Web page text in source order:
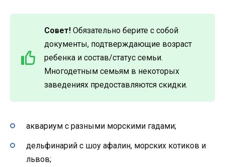
Совет! Обязательно берите с собой
документы, подтверждающие возраст
ребенка и состав/статус семьи.
Многодетным семьям в некоторых
заведениях предоставляются скидки.
аквариум с разными морскими гадами;
дельфинарий с шоу афалин, морских котиков и
львов;